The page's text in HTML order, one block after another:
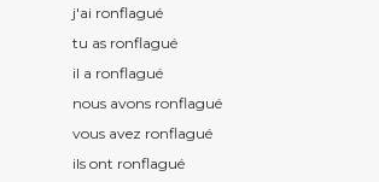
j'ai ronflagué
tu as ronflagué
il a ronflagué
nous avons ronflagué
vous avez ronflagué
ils ont ronflagué